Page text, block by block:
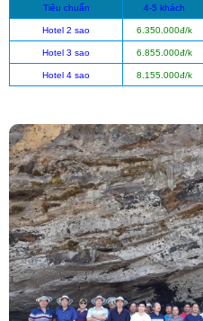
Tiêu chuẩn 4-5 khách
Hotel 2 sao 6.350.000đ/k
Hotel 3 sao 6.855.000đ/k
Hotel 4 sao 8.155.000đ/k